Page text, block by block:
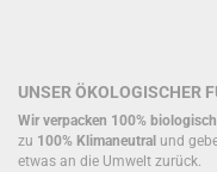
UNSER ÖKOLOGISCHER
Wir verpacken 100%
zu 100% Klimaneutral und
etwas an die Umwelt zurück.